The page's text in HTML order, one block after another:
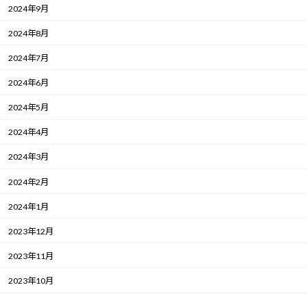
2024年9月
2024年8月
2024年7月
2024年6月
2024年5月
2024年4月
2024年3月
2024年2月
2024年1月
2023年12月
2023年11月
2023年10月